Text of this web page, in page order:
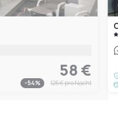
58 €
-54% 125 €pro Nacht